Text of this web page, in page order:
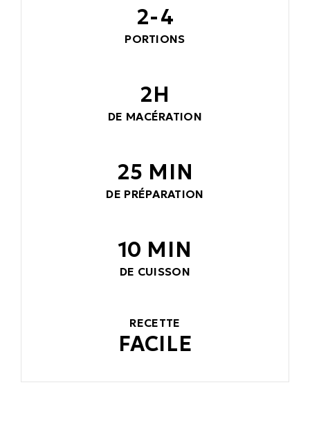
2-4
PORTIONS
2H
DE MACÉRATION
25 MIN
DE PRÉPARATION
10 MIN
DE CUISSON
RECETTE
FACILE